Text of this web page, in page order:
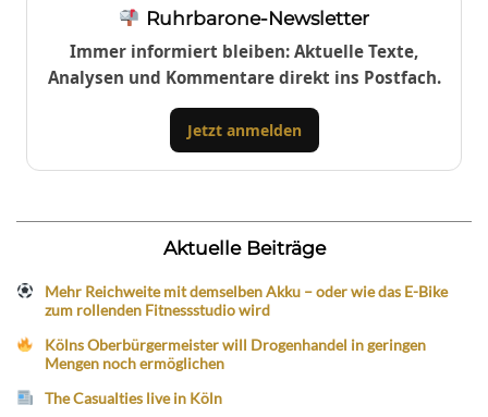
Ruhrbarone-Newsletter
Immer informiert bleiben: Aktuelle Texte,
Analysen und Kommentare direkt ins Postfach.
Jetzt anmelden
Aktuelle Beiträge
Mehr Reichweite mit demselben Akku – oder wie das E-Bike
zum rollenden Fitnessstudio wird
Kölns Oberbürgermeister will Drogenhandel in geringen
Mengen noch ermöglichen
The Casualties live in Köln